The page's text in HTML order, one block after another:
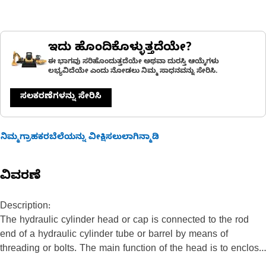
ಇದು ಹೊಂದಿಕೊಳ್ಳುತ್ತದೆಯೇ?
ಈ ಭಾಗವು ಸರಿಹೊಂದುತ್ತದೆಯೇ ಅಥವಾ ದುರಸ್ತಿ ಆಯ್ಕೆಗಳು
ಲಭ್ಯವಿದೆಯೇ ಎಂದು ನೋಡಲು ನಿಮ್ಮ ಸಾಧನವನ್ನು ಸೇರಿಸಿ.
ಸಲಕರಣೆಗಳನ್ನು ಸೇರಿಸಿ
ನಿಮ್ಮಗ್ರಾಹಕರಬೆಲೆಯನ್ನು ವೀಕ್ಷಿಸಲುಲಾಗಿನ್ಮಾಡಿ
ವಿವರಣೆ
Description:
The hydraulic cylinder head or cap is connected to the rod
end of a hydraulic cylinder tube or barrel by means of
threading or bolts. The main function of the head is to enclose